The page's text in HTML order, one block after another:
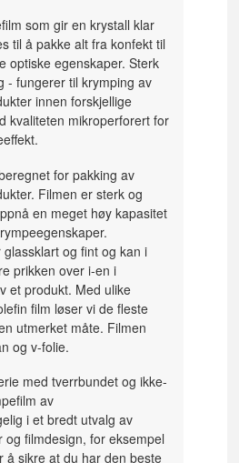
som gir en krystall klar
til å pakke alt fra konfekt til
optiske egenskaper. Sterk
- fungerer til krymping av
innen forskjellige
kvaliteten mikroperforert for
for pakking av
Filmen er sterk og
en meget høy kapasitet
og fint og kan i
prikken over i-en i
et produkt. Med ulike
film løser vi de fleste
utmerket måte. Filmen
og v-folie.
med tverrbundet og ikke-
av
i et bredt utvalg av
og filmdesign, for eksempel
å sikre at du har den beste